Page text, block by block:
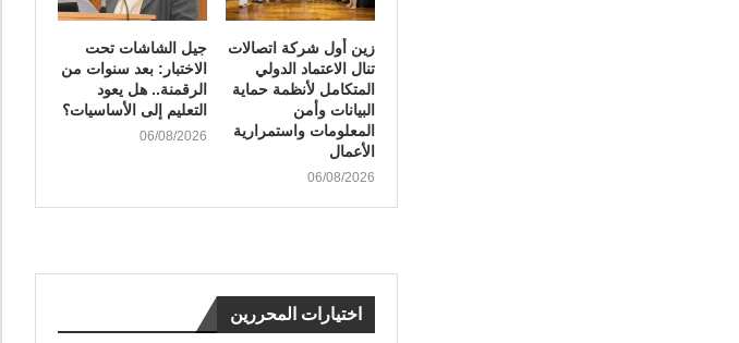
زين أول شركة اتصالات
تنال الاعتماد الدولي
المتكامل لأنظمة حماية
البيانات وأمن
المعلومات واستمرارية
الأعمال
06/08/2026
جيل الشاشات تحت
الاختبار: بعد سنوات من
الرقمنة.. هل يعود
التعليم إلى الأساسيات؟
06/08/2026
اختيارات المحررين